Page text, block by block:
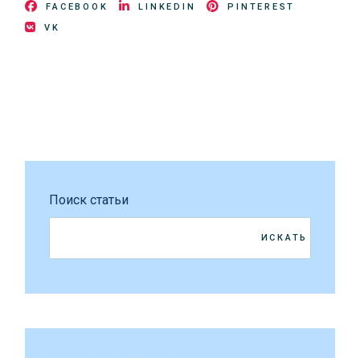
FACEBOOK LINKEDIN
PINTEREST
VK
Поиск статьи
ИСКАТЬ